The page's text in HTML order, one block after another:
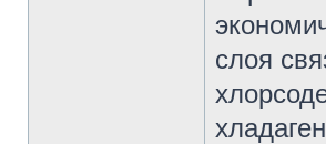
слоя